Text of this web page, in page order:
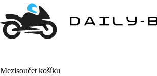
Mezisoučet košíku